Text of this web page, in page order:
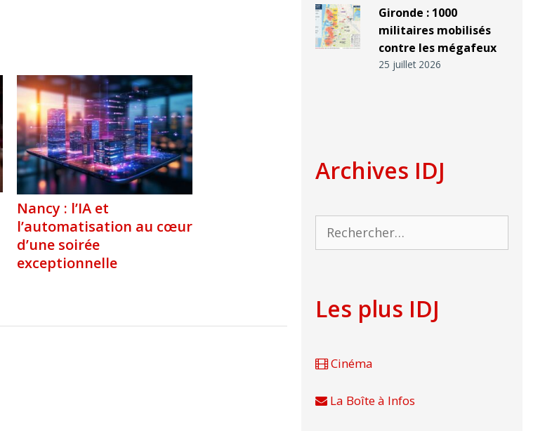
Nancy : l’IA et
l’automatisation au cœur
d’une soirée
exceptionnelle
Gironde : 1000
militaires mobilisés
contre les mégafeux
25 juillet 2026
Archives IDJ
Rechercher :
Les plus IDJ
Cinéma
La Boîte à Infos